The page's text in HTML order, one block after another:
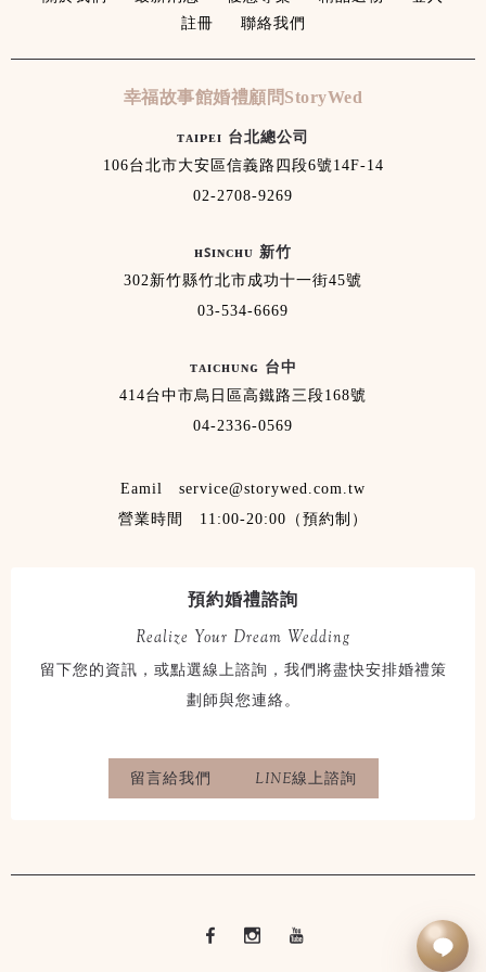
註冊
聯絡我們
幸福故事館婚禮顧問StoryWed
ᴛᴀɪᴘᴇɪ 台北總公司
106台北市大安區信義路四段6號14F-14
02-2708-9269
ʜꜱɪɴᴄʜᴜ 新竹
302新竹縣竹北市成功十一街45號
03-534-6669
ᴛᴀɪᴄʜᴜɴɢ 台中
414台中市烏日區高鐵路三段168號
04-2336-0569
Eamil service@storywed.com.tw
營業時間 11:00-20:00（預約制）
預約婚禮諮詢
Realize Your Dream Wedding
留下您的資訊，或點選線上諮詢，我們將盡快安排婚禮策
劃師與您連絡。
留言給我們 LINE線上諮詢